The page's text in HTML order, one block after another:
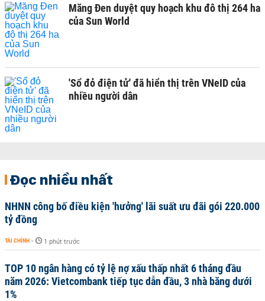
Măng Đen duyệt quy hoạch khu đô thị 264 ha
của Sun World
'Sổ đỏ điện tử' đã hiển thị trên VNeID của
nhiều người dân
Đọc nhiều nhất
NHNN công bố điều kiện 'hưởng' lãi suất ưu đãi gói 220.000
tỷ đồng
TÀI CHÍNH - 1 phút trước
TOP 10 ngân hàng có tỷ lệ nợ xấu thấp nhất 6 tháng đầu
năm 2026: Vietcombank tiếp tục dẫn đầu, 3 nhà băng dưới
1%